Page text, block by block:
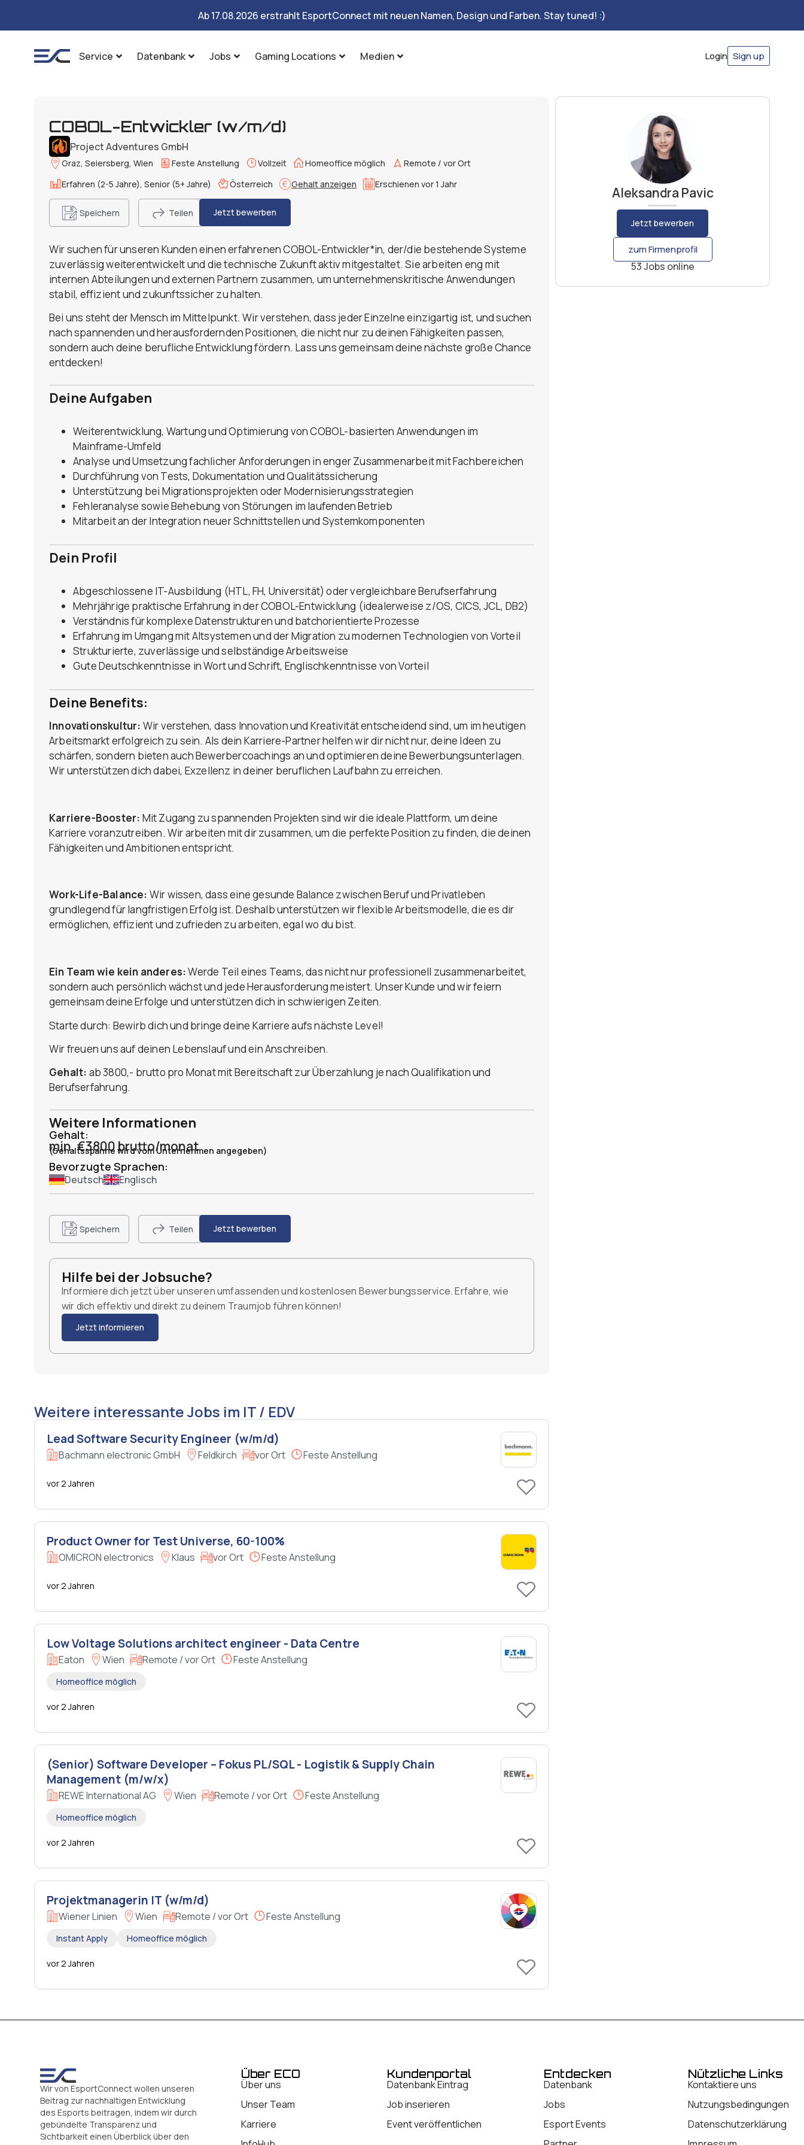
Ab 17.08.2026 erstrahlt EsportConnect mit neuen Namen, Design und Farben. Stay tuned! :)
Service Datenbank Jobs Gaming Locations Medien Login Sign up
COBOL-Entwickler (w/m/d)
Project Adventures GmbH
Graz, Seiersberg, Wien Feste Anstellung Vollzeit Homeoffice möglich
Remote / vor Ort
Erfahren (2-5 Jahre), Senior (5+ Jahre)
Österreich Gehalt anzeigen Erschienen vor 1 Jahr
Speichern Teilen Jetzt bewerben
Wir suchen für unseren Kunden einen erfahrenen COBOL-Entwickler*in, der/die bestehende Systeme
zuverlässig weiterentwickelt und die technische Zukunft aktiv mitgestaltet. Sie arbeiten eng mit
internen Abteilungen und externen Partnern zusammen, um unternehmenskritische Anwendungen
stabil, effizient und zukunftssicher zu halten.
Bei uns steht der Mensch im Mittelpunkt. Wir verstehen, dass jeder Einzelne einzigartig ist, und suchen
nach spannenden und herausfordernden Positionen, die nicht nur zu deinen Fähigkeiten passen,
sondern auch deine berufliche Entwicklung fördern. Lass uns gemeinsam deine nächste große Chance
entdecken!
Deine Aufgaben
Weiterentwicklung, Wartung und Optimierung von COBOL-basierten Anwendungen im
Mainframe-Umfeld
Analyse und Umsetzung fachlicher Anforderungen in enger Zusammenarbeit mit Fachbereichen
Durchführung von Tests, Dokumentation und Qualitätssicherung
Unterstützung bei Migrationsprojekten oder Modernisierungsstrategien
Fehleranalyse sowie Behebung von Störungen im laufenden Betrieb
Mitarbeit an der Integration neuer Schnittstellen und Systemkomponenten
Dein Profil
Abgeschlossene IT-Ausbildung (HTL, FH, Universität) oder vergleichbare Berufserfahrung
Mehrjährige praktische Erfahrung in der COBOL-Entwicklung (idealerweise z/OS, CICS, JCL, DB2)
Verständnis für komplexe Datenstrukturen und batchorientierte Prozesse
Erfahrung im Umgang mit Altsystemen und der Migration zu modernen Technologien von Vorteil
Strukturierte, zuverlässige und selbständige Arbeitsweise
Gute Deutschkenntnisse in Wort und Schrift, Englischkenntnisse von Vorteil
Deine Benefits:
Innovationskultur: Wir verstehen, dass Innovation und Kreativität entscheidend sind, um im heutigen
Arbeitsmarkt erfolgreich zu sein. Als dein Karriere-Partner helfen wir dir nicht nur, deine Ideen zu
schärfen, sondern bieten auch Bewerbercoachings an und optimieren deine Bewerbungsunterlagen.
Wir unterstützen dich dabei, Exzellenz in deiner beruflichen Laufbahn zu erreichen.
Karriere-Booster: Mit Zugang zu spannenden Projekten sind wir die ideale Plattform, um deine
Karriere voranzutreiben. Wir arbeiten mit dir zusammen, um die perfekte Position zu finden, die deinen
Fähigkeiten und Ambitionen entspricht.
Work-Life-Balance: Wir wissen, dass eine gesunde Balance zwischen Beruf und Privatleben
grundlegend für langfristigen Erfolg ist. Deshalb unterstützen wir flexible Arbeitsmodelle, die es dir
ermöglichen, effizient und zufrieden zu arbeiten, egal wo du bist.
Ein Team wie kein anderes:Werde Teil eines Teams, das nicht nur professionell zusammenarbeitet,
sondern auch persönlich wächst und jede Herausforderung meistert. Unser Kunde und wir feiern
gemeinsam deine Erfolge und unterstützen dich in schwierigen Zeiten.
Starte durch: Bewirb dich und bringe deine Karriere aufs nächste Level!
Wir freuen uns auf deinen Lebenslauf und ein Anschreiben.
Gehalt: ab 3800,- brutto pro Monat mit Bereitschaft zur Überzahlung je nach Qualifikation und
Berufserfahrung.
Weitere Informationen
Gehalt:
min. €3800 brutto/monat
(Gehaltsspanne wird vom Unternehmen angegeben)
Bevorzugte Sprachen:
Deutsch Englisch
Speichern Teilen Jetzt bewerben
Hilfe bei der Jobsuche?
Informiere dich jetzt über unseren umfassenden und kostenlosen Bewerbungsservice. Erfahre, wie
wir dich effektiv und direkt zu deinem Traumjob führen können!
Jetzt informieren
Aleksandra Pavic
Jetzt bewerben
zum Firmenprofil
53 Jobs online
Weitere interessante Jobs im IT / EDV
Lead Software Security Engineer (w/m/d)
Bachmann electronic GmbH Feldkirch vor Ort Feste Anstellung
vor 2 Jahren
Product Owner for Test Universe, 60-100%
OMICRON electronics Klaus vor Ort Feste Anstellung
vor 2 Jahren
Low Voltage Solutions architect engineer - Data Centre
Eaton Wien Remote / vor Ort Feste Anstellung
Homeoffice möglich
vor 2 Jahren
(Senior) Software Developer – Fokus PL/SQL - Logistik & Supply Chain
Management (m/w/x)
REWE International AG Wien Remote / vor Ort Feste Anstellung
Homeoffice möglich
vor 2 Jahren
Projektmanagerin IT (w/m/d)
Wiener Linien Wien Remote / vor Ort Feste Anstellung
Instant Apply Homeoffice möglich
vor 2 Jahren
Wir von EsportConnect wollen unseren
Beitrag zur nachhaltigen Entwicklung
des Esports beitragen, indem wir durch
gebündelte Transparenz und
Sichtbarkeit einen Überblick über den
Über ECO
Über uns
Unser Team
Karriere
Kundenportal
Datenbank Eintrag
Job inserieren
Event veröffentlichen
Entdecken
Datenbank
Jobs
Esport Events
Nützliche Links
Kontaktiere uns
Nutzungsbedingungen
Datenschutzerklärung